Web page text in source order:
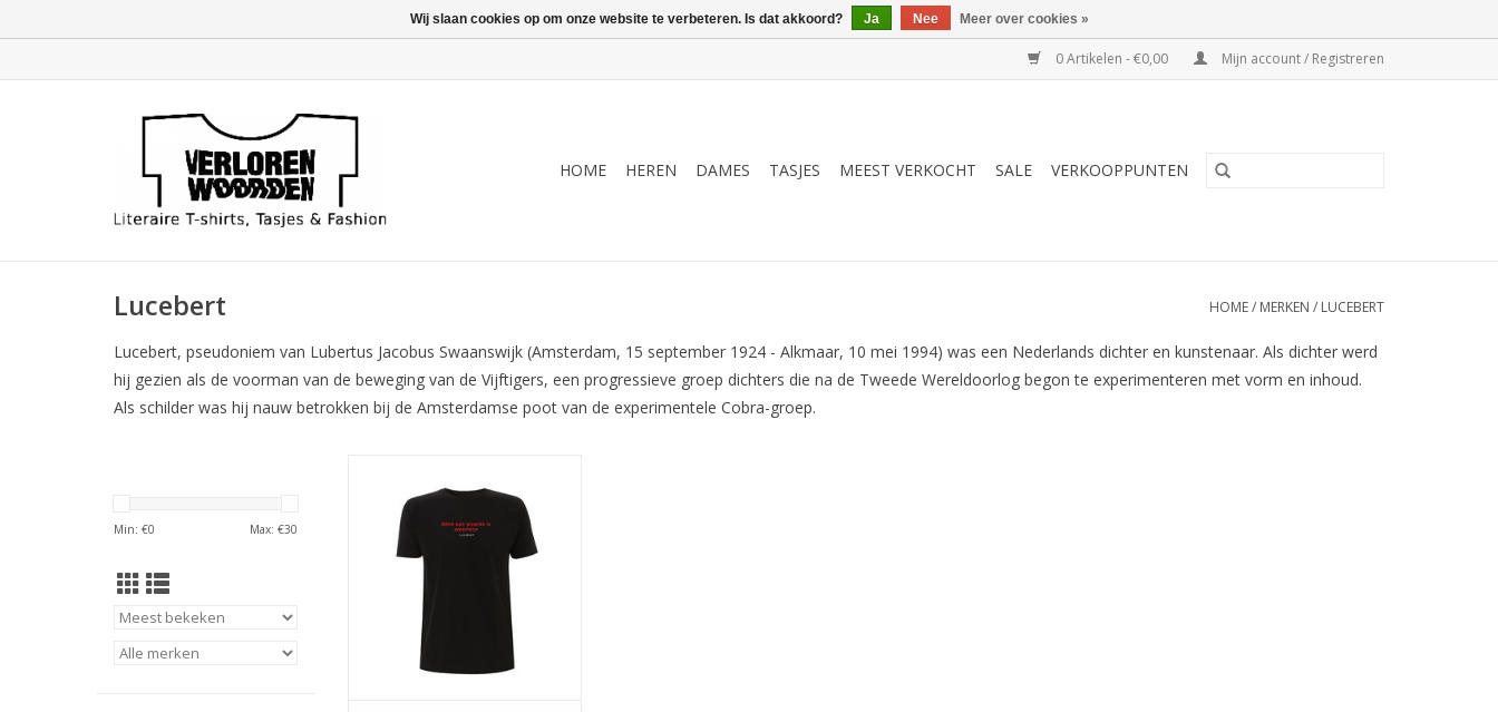
0 Artikelen - €0,00 Mijn account / Registreren
HOME HEREN DAMES TASJES MEEST VERKOCHT SALE VERKOOPPUNTEN
Lucebert HOME/ MERKEN / LUCEBERT
Lucebert, pseudoniem van Lubertus Jacobus Swaanswijk (Amsterdam, 15 september 1924 - Alkmaar, 10 mei 1994) was een Nederlands dichter en kunstenaar. Als dichter werd
hij gezien als de voorman van de beweging van de Vijftigers, een progressieve groep dichters die na de Tweede Wereldoorlog begon te experimenteren met vorm en inhoud.
Als schilder was hij nauw betrokken bij de Amsterdamse poot van de experimentele Cobra-groep.
Min: €0 Max: €30
oude zingt, van kunstenaar /
TOEVOEGEN AAN WINKELWAGEN
Wij slaan cookies op om onze website te verbeteren. Is dat akkoord? Ja Nee Meer over cookies »